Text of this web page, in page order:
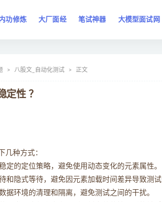
功修炼 大厂面经 笔试神器 大模型面试网
八股文_自动化测试 正文
定性 ？
几种方式：
定的定位策略，避免使用动态变化的元素属性。
和隐式等待，避免因元素加载时间差异导致测试
据环境的清理和隔离，避免测试之间的干扰。